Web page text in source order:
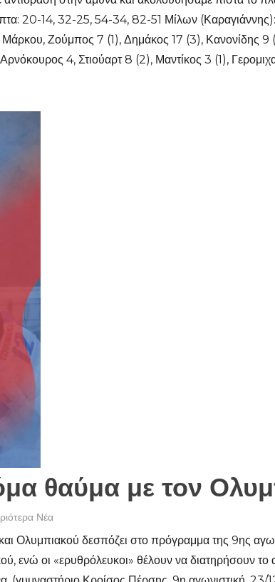
20-14, 32-25, 54-34, 82-51 Μίλων (Καραγιάννης):
Ζούμπος 7 (1), Δημάκος 17 (3), Κανονίδης 9
4, Στιούαρτ 8 (2), Μαντίκος 3 (1),
θαύμα με τον
Νέα
Ολυμπιακού δεσπόζει στο πρόγραμμα της 9ης
ενώ οι «ερυθρόλευκοι» θέλουν να διατηρήσουν